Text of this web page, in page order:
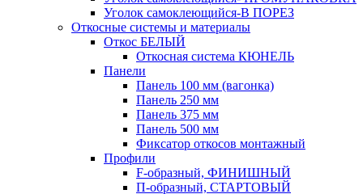
Уголок самоклеющийся-В ПОРЕЗ
Откосные системы и материалы
Откос БЕЛЫЙ
Откосная система КЮНЕЛЬ
Панели
Панель 100 мм (вагонка)
Панель 250 мм
Панель 375 мм
Панель 500 мм
Фиксатор откосов монтажный
Профили
F-образный, ФИНИШНЫЙ
П-образный, СТАРТОВЫЙ